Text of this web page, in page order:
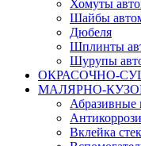
Хомуты
Шайбы
Дюбеля
Шплинты
Шурупы
ОКРАСОЧНО-
МАЛЯРНО-
Абразивные
Вклейка